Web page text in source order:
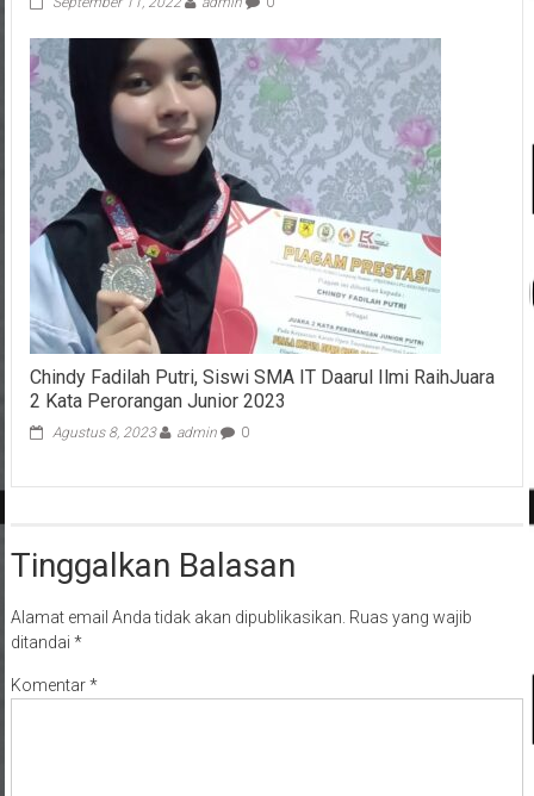
Chindy Fadilah Putri, Siswi SMA IT Daarul Ilmi RaihJuara
2 Kata Perorangan Junior 2023
Agustus 8, 2023 admin 0
Tinggalkan Balasan
Alamat email Anda tidak akan dipublikasikan. Ruas yang wajib
ditandai *
Komentar*